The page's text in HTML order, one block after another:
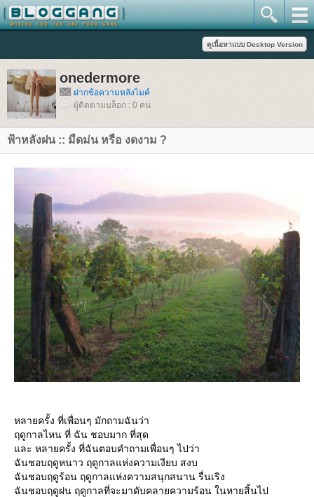
onedermore
ฝากข้อความหลังไมค์
ผู้ติดตามบล็อก : 0 คน
ฟ้าหลังฝน :: มืดม่น หรือ งดงาม ?
หลายครั้ง ที่เพื่อนๆ มักถามฉันว่า
ฤดูกาลไหน ที่ ฉัน ชอบมาก ที่สุด
ละ หลายครั้ง ที่ฉันตอบคำถามเพื่อนๆ ไปว่า
ฉันชอบฤดูหนาว ฤดูกาลแห่งความเงียบ สงบ
ฉันชอบฤดูร้อน ฤดูกาลแห่งความสนุกสนาน รื่นเริง
ฉันชอบฤดูฝน ฤดูกาลที่จะมาดับคลายความร้อน ในหายสิ้นไป